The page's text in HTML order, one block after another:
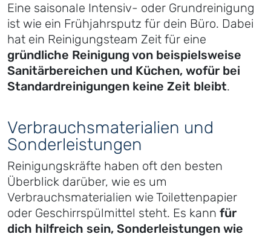
Eine saisonale Intensiv- oder Grundreinigung
ist wie ein Frühjahrsputz für dein Büro. Dabei
hat ein Reinigungsteam Zeit für eine
gründliche Reinigung von beispielsweise
Sanitärbereichen und Küchen, wofür bei
Standardreinigungen keine Zeit bleibt.
Verbrauchsmaterialien und
Sonderleistungen
Reinigungskräfte haben oft den besten
Überblick darüber, wie es um
Verbrauchsmaterialien wie Toilettenpapier
oder Geschirrspülmittel steht. Es kann für
dich hilfreich sein, Sonderleistungen wie